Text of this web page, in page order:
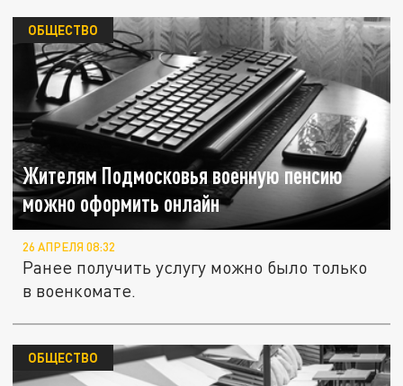
Жителям Подмосковья военную пенсию
можно оформить онлайн
ОБЩЕСТВО
26 АПРЕЛЯ 08:32
Ранее получить услугу можно было только
в военкомате.
ОБЩЕСТВО